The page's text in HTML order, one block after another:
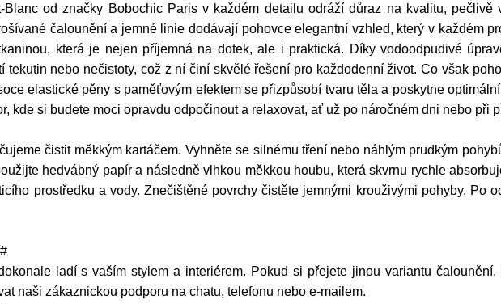
Blanc od značky Bobochic Paris v každém detailu odráží důraz na kvalitu,
čalounění a jemné linie dodávají pohovce elegantní vzhled, který v každém
která je nejen příjemná na dotek, ale i praktická. Díky vodoodpudivé
tekutin nebo nečistoty, což z ní činí skvělé řešení pro každodenní život. Co však
elastické pěny s paměťovým efektem se přizpůsobí tvaru těla a poskytne
kde si budete moci opravdu odpočinout a relaxovat, ať už po náročném dni nebo při
čistit měkkým kartáčem. Vyhněte se silnému tření nebo náhlým prudkým
hedvábný papír a následně vlhkou měkkou houbu, která skvrnu rychle
prostředku a vody. Znečištěné povrchy čistěte jemnými krouživými pohyby. Po
ladí s vaším stylem a interiérem. Pokud si přejete jinou variantu
naši zákaznickou podporu na chatu, telefonu nebo e-mailem.